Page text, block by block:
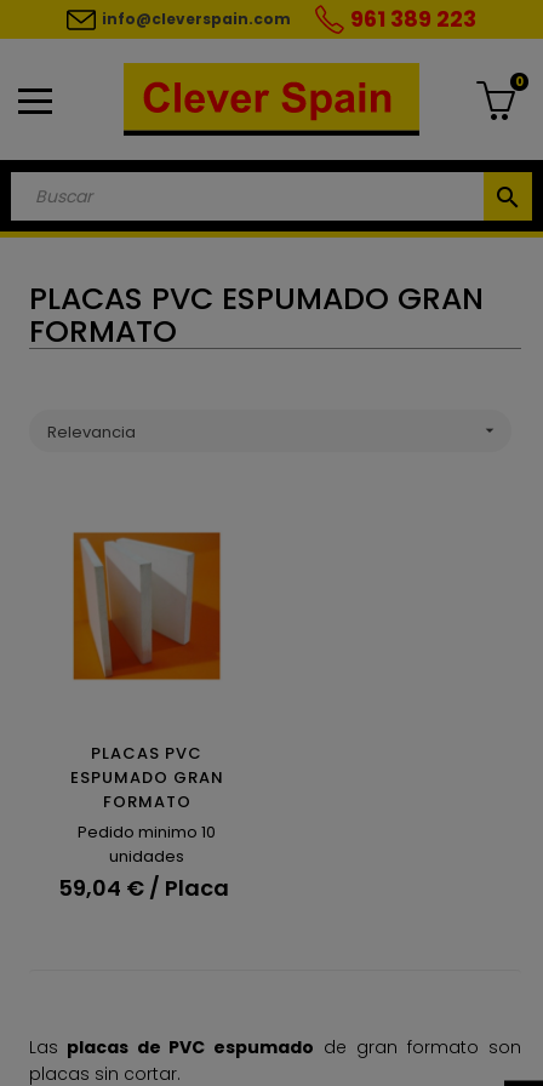
info@cleverspain.com 961 389 223
search
0
PLACAS PVC ESPUMADO GRAN
FORMATO
Relevancia 
PLACAS PVC
ESPUMADO GRAN
FORMATO
Pedido minimo 10
unidades
59,04 € / Placa
Las placas de PVC espumado de gran formato son
placas sin cortar.